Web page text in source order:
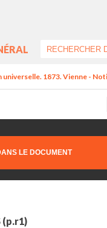
universelle. 1873. Vienne -
LE DOCUMENT
(p.r1)